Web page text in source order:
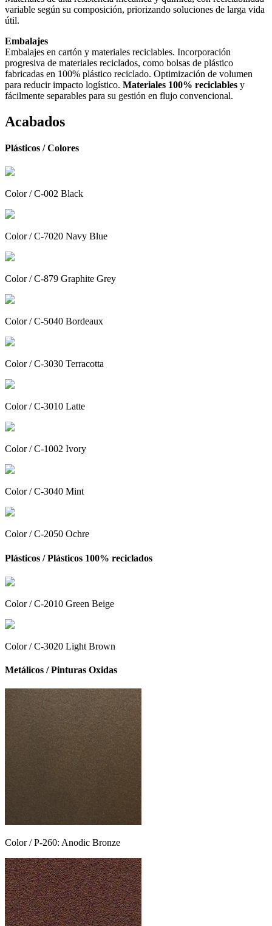
variable según su composición, priorizando soluciones de larga vida
útil.
Embalajes
Embalajes en cartón y materiales reciclables. Incorporación
progresiva de materiales reciclados, como bolsas de plástico
fabricadas en 100% plástico reciclado. Optimización de volumen
para reducir impacto logístico. Materiales 100% reciclables y
fácilmente separables para su gestión en flujo convencional.
Acabados
Plásticos /Colores
Color / C-002 Black
Color / C-7020 Navy Blue
Color / C-879 Graphite Grey
Color / C-5040 Bordeaux
Color / C-3030 Terracotta
Color / C-3010 Latte
Color / C-1002 Ivory
Color / C-3040 Mint
Color / C-2050 Ochre
Plásticos /Plásticos 100% reciclados
Color / C-2010 Green Beige
Color / C-3020 Light Brown
Metálicos /Pinturas Oxidas
Color / P-260: Anodic Bronze